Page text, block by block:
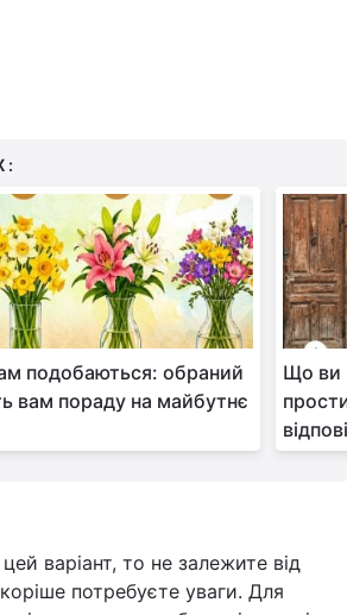
подобаються: обраний
вам пораду на майбутнє
Що ви
варіант, то не залежите від
потребуєте уваги. Для